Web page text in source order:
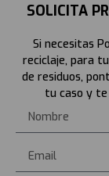
SOLICITA
Si necesitas
reciclaje, para
de residuos,
tu caso y